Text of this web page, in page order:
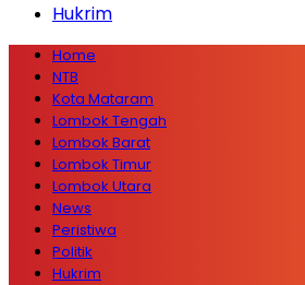
Hukrim
Home
NTB
Kota Mataram
Lombok Tengah
Lombok Barat
Lombok Timur
Lombok Utara
News
Peristiwa
Politik
Hukrim